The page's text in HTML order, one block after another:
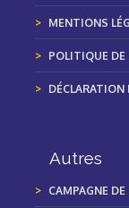
MENTIONS
POLITIQUE
Autres
CAMPAGNE